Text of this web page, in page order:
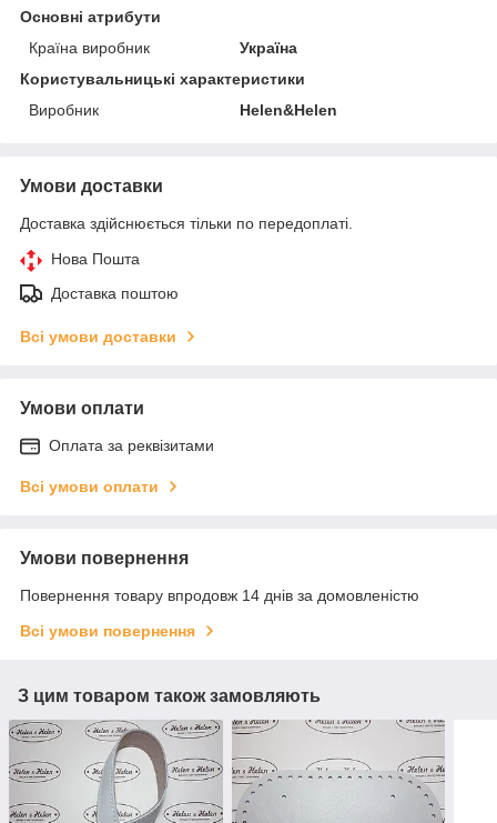
Основні атрибути
Країна виробник
Україна
Користувальницькі характеристики
Виробник
Helen&Helen
Умови доставки
Доставка здійснюється тільки по передоплаті.
Нова Пошта
Доставка поштою
Всі умови доставки
Умови оплати
Оплата за реквізитами
Всі умови оплати
Умови повернення
Повернення товару впродовж 14 днів за домовленістю
Всі умови повернення
З цим товаром також замовляють